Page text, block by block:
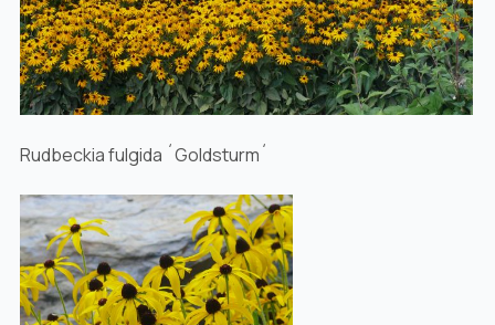
Rudbeckia fulgida ´Goldsturm´